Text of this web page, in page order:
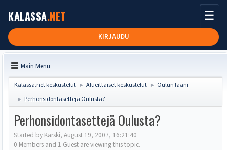
KALASSA.NET
KIRJAUDU
☰
Main Menu
Kalassa.net keskustelut ► Alueittaiset keskustelut ► Oulun lääni
► Perhonsidontasettejä Oulusta?
Perhonsidontasettejä Oulusta?
Started by Karski, August 19, 2007, 16:21:40
0 Members and 1 Guest are viewing this topic.